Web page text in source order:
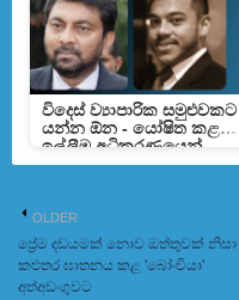
විදෙස් ව්‍යාපාරික සමුළුවකට
යන්න ඕන - යෝෂිත කළ
ඉල්ලීම අධිකරණයෙන්
ඉවතට
OLDER
ප්‍රේම දඩයමක් නොව ඔත්තුවක් නිසා
කළුතර ඝාතනය කළ 'බෝංචියා'
අත්අඩංගුවට